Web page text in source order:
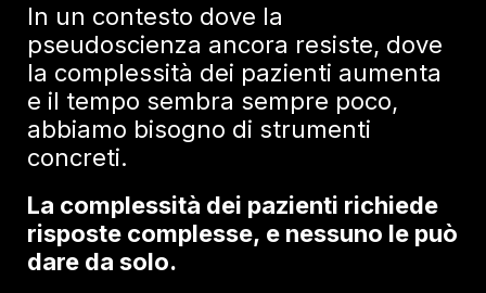
In un contesto dove la
pseudoscienza ancora resiste, dove
la complessità dei pazienti aumenta
e il tempo sembra sempre poco,
abbiamo bisogno di strumenti
concreti.
La complessità dei pazienti richiede
risposte complesse, e nessuno le può
dare da solo.